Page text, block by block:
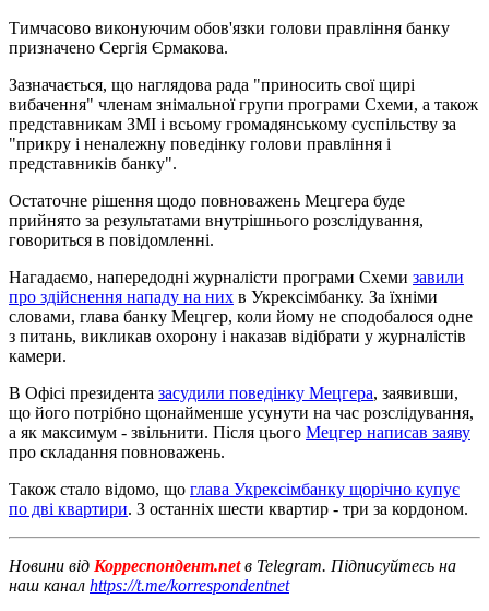
Тимчасово виконуючим обов'язки голови правління банку
призначено Сергія Єрмакова.
Зазначається, що наглядова рада "приносить свої щирі
вибачення" членам знімальної групи програми Схеми, а також
представникам ЗМІ і всьому громадянському суспільству за
"прикру і неналежну поведінку голови правління і
представників банку".
Остаточне рішення щодо повноважень Мецгера буде
прийнято за результатами внутрішнього розслідування,
говориться в повідомленні.
Нагадаємо, напередодні журналісти програми Схеми завили
про здійснення нападу на них в Укрексімбанку. За їхніми
словами, глава банку Мецгер, коли йому не сподобалося одне
з питань, викликав охорону і наказав відібрати у журналістів
камери.
В Офісі президента засудили поведінку Мецгера, заявивши,
що його потрібно щонайменше усунути на час розслідування,
а як максимум - звільнити. Після цього Мецгер написав заяву
про складання повноважень.
Також стало відомо, що глава Укрексімбанку щорічно купує
по дві квартири. З останніх шести квартир - три за кордоном.
Новини від Корреспондент.netв Telegram. Підписуйтесь на
наш канал https://t.me/korrespondentnet